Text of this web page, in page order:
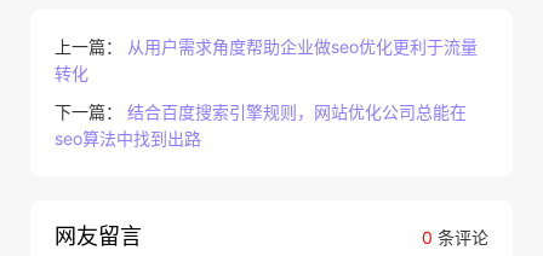
上一篇：
从用户需求角度帮助企业做seo优化更利于流量
转化
下一篇： 结合百度搜索引擎规则，网站优化公司总能在
seo算法中找到出路
0 条评论
网友留言